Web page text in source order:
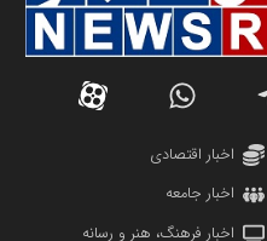
اخبار اقتصادی
اخبار جامعه
اخبار فرهنگ، هنر و رسانه